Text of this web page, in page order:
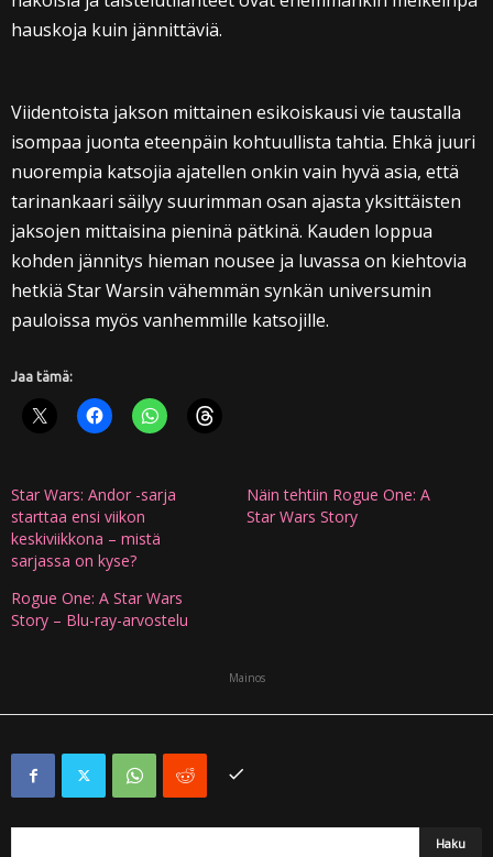
hauskoja kuin jännittäviä.
Viidentoista jakson mittainen esikoiskausi vie taustalla
isompaa juonta eteenpäin kohtuullista tahtia. Ehkä juuri
nuorempia katsojia ajatellen onkin vain hyvä asia, että
tarinankaari säilyy suurimman osan ajasta yksittäisten
jaksojen mittaisina pieninä pätkinä. Kauden loppua
kohden jännitys hieman nousee ja luvassa on kiehtovia
hetkiä Star Warsin vähemmän synkän universumin
pauloissa myös vanhemmille katsojille.
Jaa tämä:
Star Wars: Andor -sarja
starttaa ensi viikon
keskiviikkona – mistä
sarjassa on kyse?
Näin tehtiin Rogue One: A
Star Wars Story
Rogue One: A Star Wars
Story – Blu-ray-arvostelu
Mainos